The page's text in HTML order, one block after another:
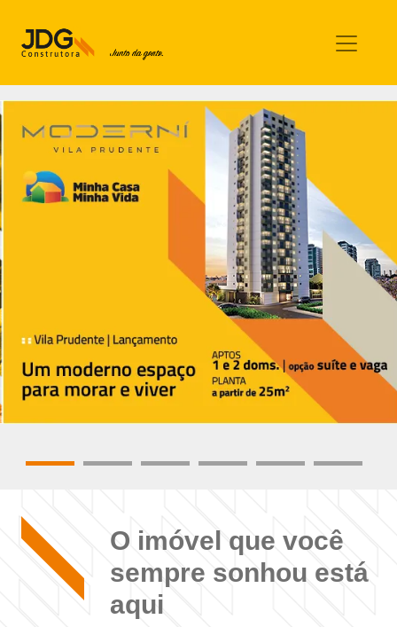
Contato
Sobre nós
Blog
O imóvel que você
sempre sonhou está
aqui